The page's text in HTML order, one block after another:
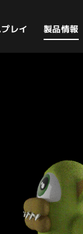
レイ 製品情報